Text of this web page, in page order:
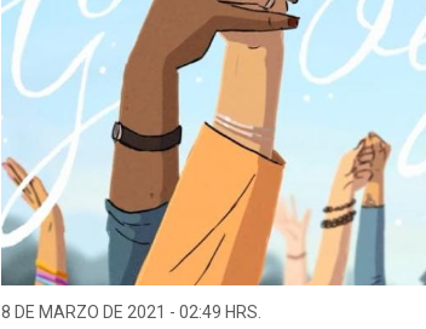
8 DE MARZO DE 2021 - 02:49 HRS.